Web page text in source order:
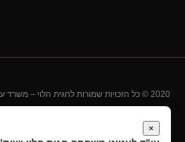
2020 © כל הזכויות שמורות לחגית הלוי – משרד עורכי דין –
×